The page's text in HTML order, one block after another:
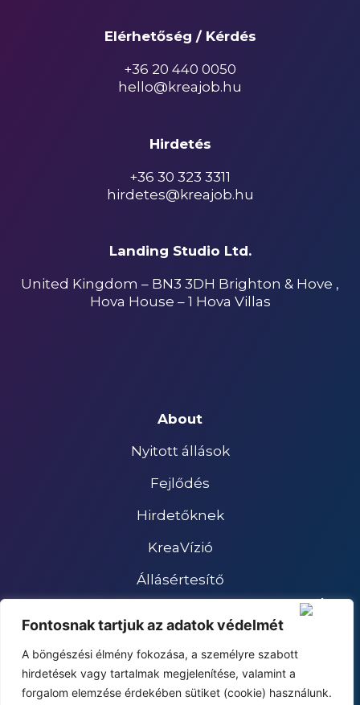
Fontosnak tartjuk az adatok védelmét
A böngészési élmény fokozása, a személyre szabott
hirdetések vagy tartalmak megjelenítése, valamint a
forgalom elemzése érdekében sütiket (cookie) használunk.
Elérhetőség / Kérdés
+36 20 440 0050
hello@kreajob.hu
Hirdetés
+36 30 323 3311
hirdetes@kreajob.hu
Landing Studio Ltd.
United Kingdom – BN3 3DH Brighton & Hove ,
Hova House – 1 Hova Villas
About
Nyitott állások
Fejlődés
Hirdetőknek
KreaVízió
Állásértesítő